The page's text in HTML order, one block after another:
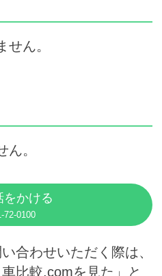
せん。
。
をかける
72-0100
合わせいただく際は、
比較.comを見た」と